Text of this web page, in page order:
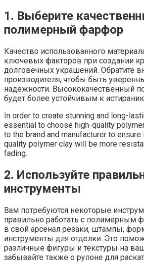
1. Выберите
полимерный фарфор
Качество использованного
ключевых факторов при создании
долговечных украшений. Обратите
производителя, чтобы быть
надежности. Высококачественный
будет более устойчивым к
In order to create stunning and long-
essential to choose high-quality
to the brand and manufacturer to
quality polymer clay will be more
fading.
2. Используйте
инструменты
Вам потребуются некоторые
правильно работать с полимерным
в свой арсенал резаки, штампы,
инструменты для отделки. Это
различные фигуры и текстуры на
забывайте также о рулоне для